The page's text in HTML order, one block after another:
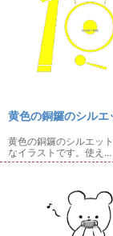
黄色の銅鑼のシルエ
黄色の銅鑼のシルエッ
なイラストです。使え...